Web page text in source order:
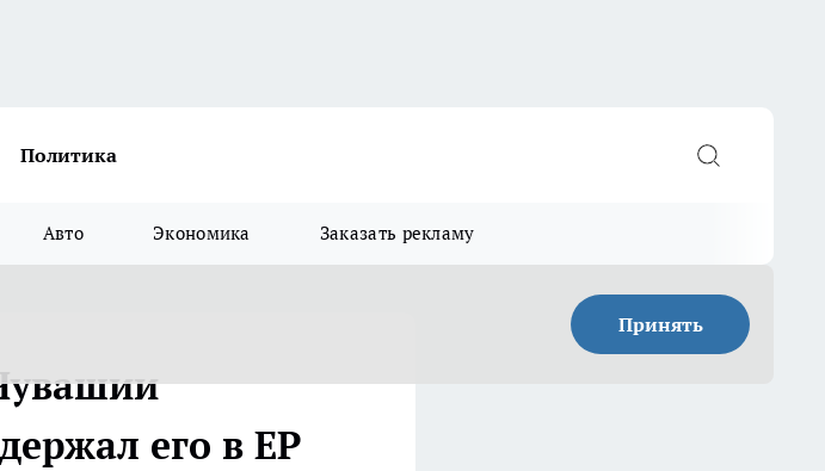
Политика
Авто Экономика Заказать рекламу
Принять
его в ЕР